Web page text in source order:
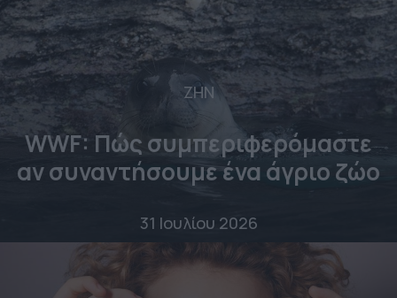
ΖΗΝ
WWF: Πώς συμπεριφερόμαστε
αν συναντήσουμε ένα άγριο ζώο
31 Ιουλίου 2026